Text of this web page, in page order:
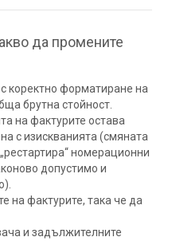
да промените
коректно форматиране на
брутна стойност.
на фактурите остава
с изискванията (смяната
номерационни
допустимо и
на фактурите, така че да
и задължителните